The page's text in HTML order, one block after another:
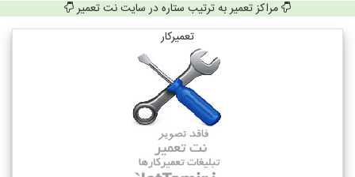
مراکز تعمیر به ترتیب ستاره در سایت نت تعمیر
تعمیرکار